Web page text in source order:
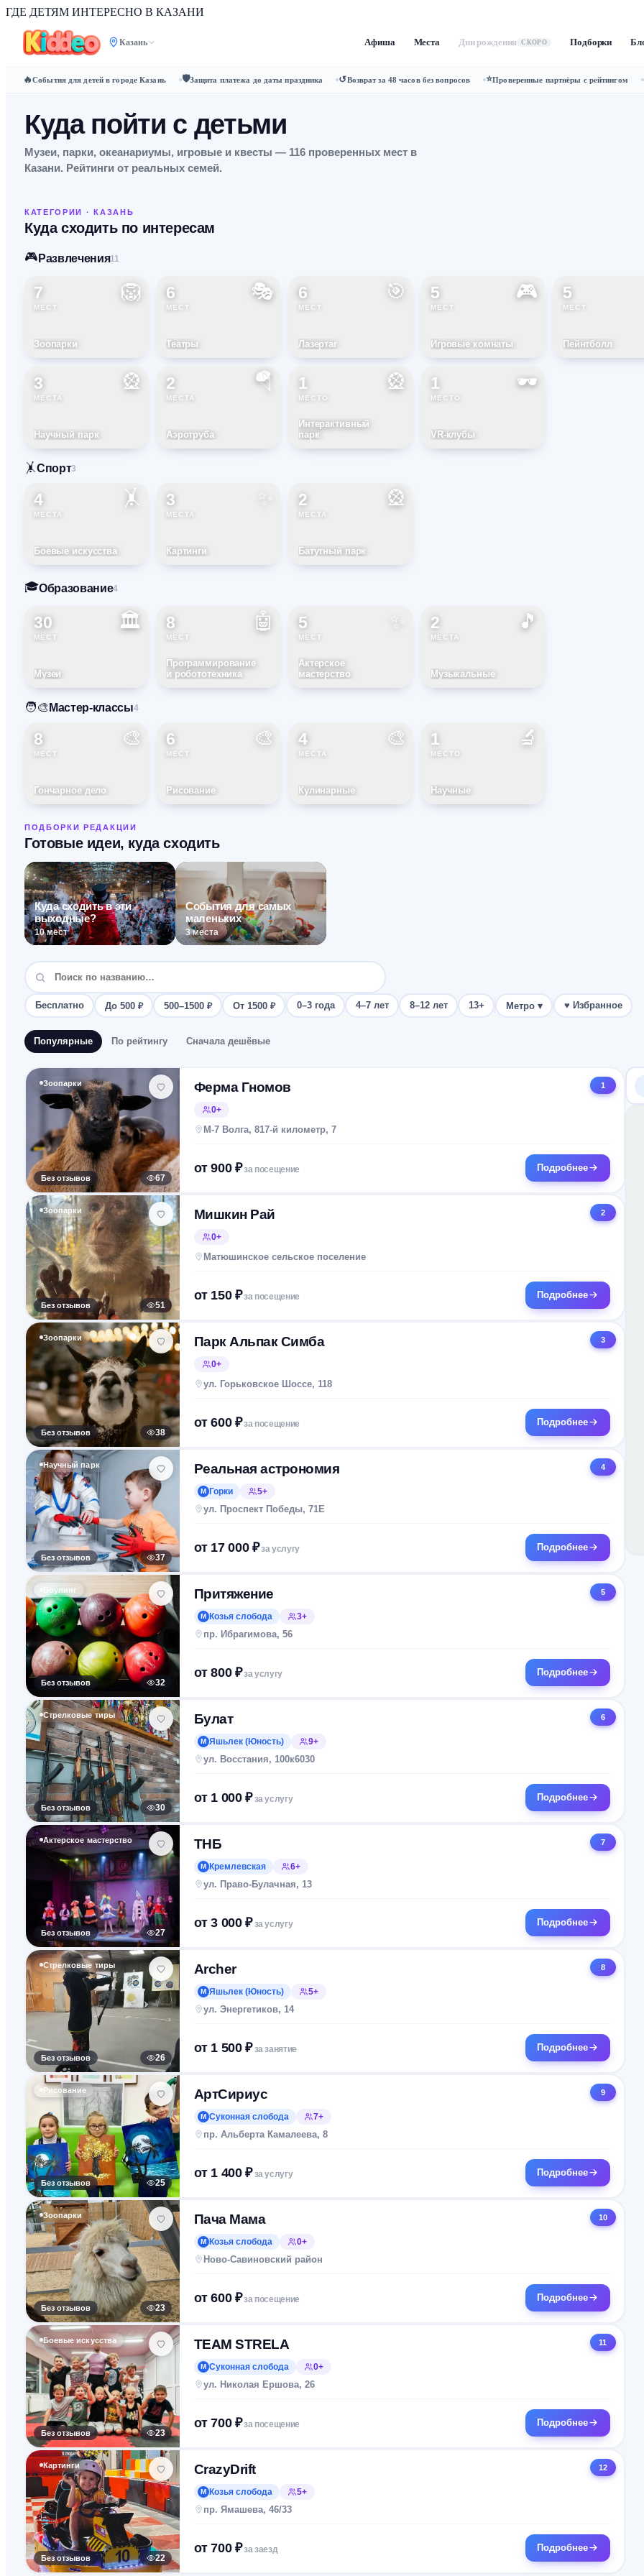
ГДЕ ДЕТЯМ ИНТЕРЕСНО В КАЗАНИ
Казань Афиша Места Дни рождения СКОРО Подборки
🔥События для детей в городе Казань 🛡️Защита платежа до даты праздника ↺Возврат за 48 часов без вопросов ⭐Проверенные партнёры с рейтингом
Куда пойти с детьми
Музеи, парки, океанариумы, игровые и квесты — 116 проверенных мест в
Казани. Рейтинги от реальных семей.
КАТЕГОРИИ ·КАЗАНЬ
Куда сходить по интересам
🎮 Развлечения11
🦁
7
МЕСТ
Зоопарки
🎭
6
МЕСТ
Театры
🎯
6
МЕСТ
Лазертаг
🎮
5
МЕСТ
Игровые комнаты
5
МЕСТ
Пейнтболл
🎡
3
МЕСТА
Научный парк
🪂
2
МЕСТА
Аэротруба
🎡
1
МЕСТО
Интерактивный
парк
🕶️
1
МЕСТО
VR-клубы
🤸Спорт3
🤸
4
МЕСТА
Боевые искусства
✨
3
МЕСТА
Картинги
🎡
2
МЕСТА
Батутный парк
🎓Образование4
🏛️
30
МЕСТ
Музеи
🤖
8
МЕСТ
Программирование
и робототехника
✨
5
МЕСТ
Актерское
мастерство
🎵
2
МЕСТА
Музыкальные
🧑‍🎨 Мастер-классы4
🎨
8
МЕСТ
Гончарное дело
🎨
6
МЕСТ
Рисование
🎨
4
МЕСТА
Кулинарные
🔬
1
МЕСТО
Научные
ПОДБОРКИ РЕДАКЦИИ
Готовые идеи, куда сходить
Куда сходить в эти
выходные?
10 мест
События для самых
маленьких
3 места
Бесплатно До 500 ₽ 500–1500 ₽ От 1500 ₽ 0–3 года 4–7 лет 8–12 лет 13+ Метро▾ ♥ Избранное
Популярные По рейтингу Сначала дешёвые
1
Зоопарки
Без отзывов 67
Ферма Гномов
0+
М-7 Волга, 817-й километр, 7
от900₽за посещение Подробнее
2
Зоопарки
Без отзывов 51
Мишкин Рай
0+
Матюшинское сельское поселение
от 150₽за посещение Подробнее
3
Зоопарки
Без отзывов 38
Парк Альпак Симба
0+
ул. Горьковское Шоссе, 118
от600₽за посещение Подробнее
4
Научный парк
Без отзывов 37
Реальная астрономия
М Горки
5+
ул. Проспект Победы, 71Е
от 17 000₽за услугу Подробнее
5
Боулинг
Без отзывов 32
Притяжение
М Козья слобода
3+
пр. Ибрагимова, 56
от800₽за услугу Подробнее
6
Стрелковые тиры
Без отзывов 30
Булат
М Яшьлек (Юность)
9+
ул. Восстания, 100к6030
от 1 000₽ за услугу Подробнее
7
Актерское мастерство
Без отзывов 27
ТНБ
М Кремлевская
6+
ул. Право-Булачная, 13
от3 000₽ за услугу Подробнее
8
Стрелковые тиры
Без отзывов 26
Archer
М Яшьлек (Юность)
5+
ул. Энергетиков, 14
от 1 500₽ за занятие Подробнее
9
Рисование
Без отзывов 25
АртСириус
М Суконная слобода
7+
пр. Альберта Камалеева, 8
от 1 400₽ за услугу Подробнее
10
Зоопарки
Без отзывов 23
Пача Мама
М Козья слобода
0+
Ново-Савиновский район
от600₽за посещение Подробнее
11
Боевые искусства
Без отзывов 23
TEAM STRELA
М Суконная слобода
0+
ул. Николая Ершова, 26
от700₽за посещение Подробнее
12
Картинги
Без отзывов 22
CrazyDrift
М Козья слобода
5+
пр. Ямашева, 46/33
от700₽за заезд Подробнее